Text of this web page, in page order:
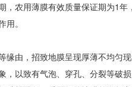
农用薄膜有效质量保证期为1年
。
由，招致地膜呈现厚薄不均匀
以致有气泡、穿孔、分裂等破